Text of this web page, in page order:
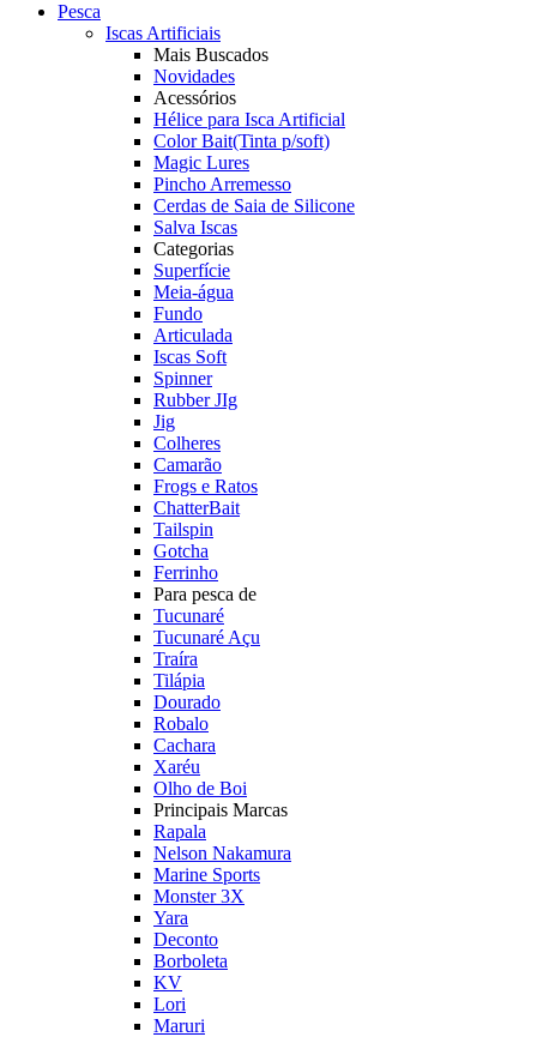
Pesca
Iscas Artificiais
Mais Buscados
Novidades
Acessórios
Hélice para Isca Artificial
Color Bait(Tinta p/soft)
Magic Lures
Pincho Arremesso
Cerdas de Saia de Silicone
Salva Iscas
Categorias
Superfície
Meia-água
Fundo
Articulada
Iscas Soft
Spinner
Rubber JIg
Jig
Colheres
Camarão
Frogs e Ratos
ChatterBait
Tailspin
Gotcha
Ferrinho
Para pesca de
Tucunaré
Tucunaré Açu
Traíra
Tilápia
Dourado
Robalo
Cachara
Xaréu
Olho de Boi
Principais Marcas
Rapala
Nelson Nakamura
Marine Sports
Monster 3X
Yara
Deconto
Borboleta
KV
Lori
Maruri